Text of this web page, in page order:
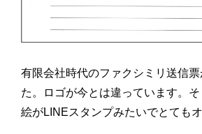
有限会社時代のファクシミリ送信
た。ロゴが今とは違っています。
絵がLINEスタンプみたいでとても